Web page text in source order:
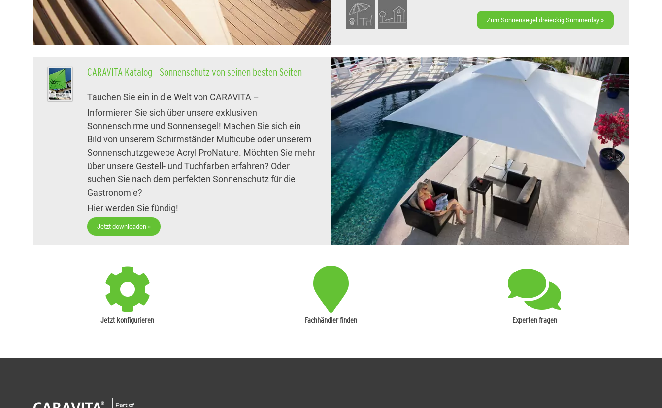
Zum Sonnensegel dreieckig Summerday »
CARAVITA Katalog – Sonnenschutz von seinen besten Seiten
Tauchen Sie ein in die Welt von CARAVITA –
Informieren Sie sich über unsere exklusiven
Sonnenschirme und Sonnensegel! Machen Sie sich ein
Bild von unserem Schirmständer Multicube oder unserem
Sonnenschutzgewebe Acryl ProNature. Möchten Sie mehr
über unsere Gestell- und Tuchfarben erfahren? Oder
suchen Sie nach dem perfekten Sonnenschutz für die
Gastronomie?
Hier werden Sie fündig!
Jetzt downloaden »
Jetzt konfigurieren Fachhändler finden Experten fragen